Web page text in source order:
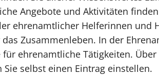
Angebote und Aktivitäten
ehrenamtlicher Helferinnen und
Zusammenleben. In der
ehrenamtliche Tätigkeiten. Über
Sie selbst einen Eintrag einstellen.